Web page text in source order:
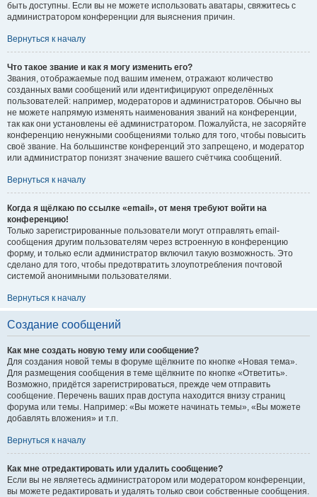
быть доступны. Если вы не можете использовать аватары, свяжитесь с
администратором конференции для выяснения причин.
Вернуться к началу
Что такое звание и как я могу изменить его?
Звания, отображаемые под вашим именем, отражают количество
созданных вами сообщений или идентифицируют определённых
пользователей: например, модераторов и администраторов. Обычно вы
не можете напрямую изменять наименования званий на конференции,
так как они установлены её администратором. Пожалуйста, не засоряйте
конференцию ненужными сообщениями только для того, чтобы повысить
своё звание. На большинстве конференций это запрещено, и модератор
или администратор понизят значение вашего счётчика сообщений.
Вернуться к началу
Когда я щёлкаю по ссылке «email», от меня требуют войти на
конференцию!
Только зарегистрированные пользователи могут отправлять email-
сообщения другим пользователям через встроенную в конференцию
форму, и только если администратор включил такую возможность. Это
сделано для того, чтобы предотвратить злоупотребления почтовой
системой анонимными пользователями.
Вернуться к началу
Создание сообщений
Как мне создать новую тему или сообщение?
Для создания новой темы в форуме щёлкните по кнопке «Новая тема».
Для размещения сообщения в теме щёлкните по кнопке «Ответить».
Возможно, придётся зарегистрироваться, прежде чем отправить
сообщение. Перечень ваших прав доступа находится внизу страниц
форума или темы. Например: «Вы можете начинать темы», «Вы можете
добавлять вложения» и т.п.
Вернуться к началу
Как мне отредактировать или удалить сообщение?
Если вы не являетесь администратором или модератором конференции,
вы можете редактировать и удалять только свои собственные сообщения.